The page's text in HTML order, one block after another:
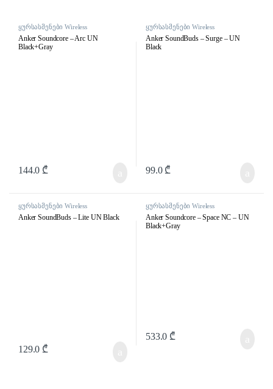
ყურსასმენები Wireless
Anker Soundcore – Arc UN
Black+Gray
144.0 ₾
ყურსასმენები Wireless
Anker SoundBuds – Surge – UN
Black
99.0 ₾
ყურსასმენები Wireless
Anker SoundBuds – Lite UN Black
129.0 ₾
ყურსასმენები Wireless
Anker Soundcore – Space NC – UN
Black+Gray
533.0 ₾